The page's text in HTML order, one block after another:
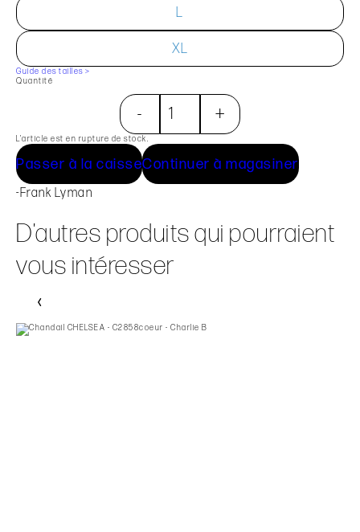
L
XL
Guide des tailles >
Quantité
- +
L’article est en rupture de stock.
Passer à la caisseContinuer à magasiner
-Frank Lyman
D'autres produits qui pourraient
vous intéresser